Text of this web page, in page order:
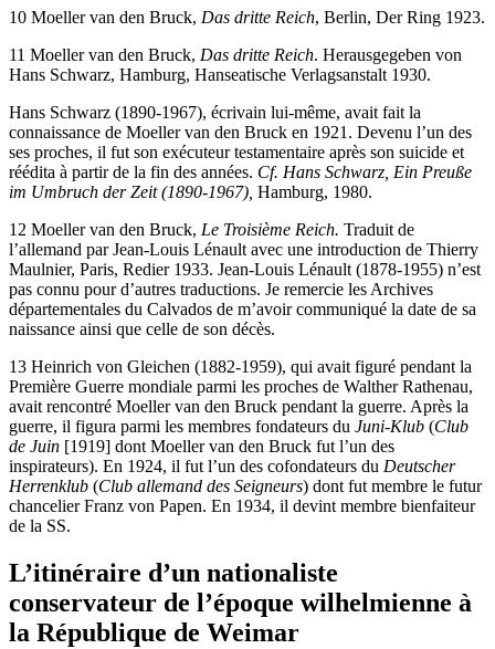
10 Moeller van den Bruck, Das dritte Reich, Berlin, Der Ring 1923.
11 Moeller van den Bruck, Das dritte Reich. Herausgegeben von
Hans Schwarz, Hamburg, Hanseatische Verlagsanstalt 1930.
Hans Schwarz (1890-1967), écrivain lui-même, avait fait la
connaissance de Moeller van den Bruck en 1921. Devenu l’un des
ses proches, il fut son exécuteur testamentaire après son suicide et
réédita à partir de la fin des années. Cf. Hans Schwarz, Ein Preuße
im Umbruch der Zeit (1890-1967), Hamburg, 1980.
12 Moeller van den Bruck, Le Troisième Reich. Traduit de
l’allemand par Jean-Louis Lénault avec une introduction de Thierry
Maulnier, Paris, Redier 1933. Jean-Louis Lénault (1878-1955) n’est
pas connu pour d’autres traductions. Je remercie les Archives
départementales du Calvados de m’avoir communiqué la date de sa
naissance ainsi que celle de son décès.
13 Heinrich von Gleichen (1882-1959), qui avait figuré pendant la
Première Guerre mondiale parmi les proches de Walther Rathenau,
avait rencontré Moeller van den Bruck pendant la guerre. Après la
guerre, il figura parmi les membres fondateurs du Juni-Klub (Club
de Juin [1919] dont Moeller van den Bruck fut l’un des
inspirateurs). En 1924, il fut l’un des cofondateurs du Deutscher
Herrenklub (Club allemand des Seigneurs) dont fut membre le futur
chancelier Franz von Papen. En 1934, il devint membre bienfaiteur
de la SS.
L’itinéraire d’un nationaliste
conservateur de l’époque wilhelmienne à
la République de Weimar